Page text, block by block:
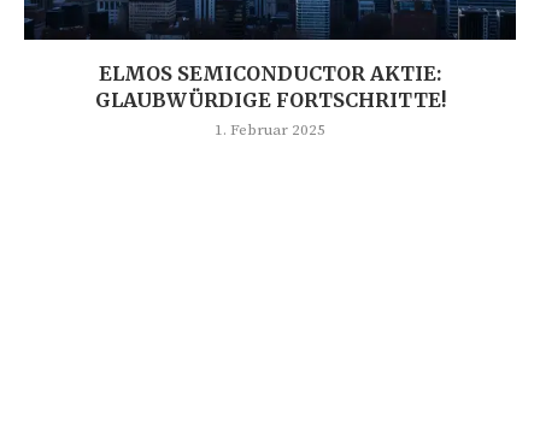
ELMOS SEMICONDUCTOR AKTIE:
GLAUBWÜRDIGE FORTSCHRITTE!
1. Februar 2025